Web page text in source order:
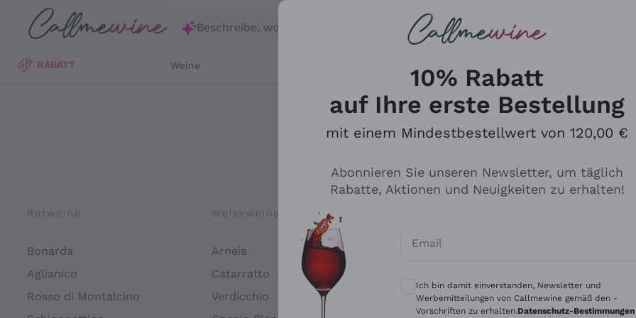
Zum Hauptinhalt springen
Beschreibe, wonach du suchst
RABATT Weine
Rotweine
Bonarda
Aglianico
Rosso di Montalcino
Weissweine
Arneis
Catarratto
Verdicchio
Tenuta San Leonardo
Alessandra Divella
Für
10% Rabatt
auf Ihre erste Bestellung
mit einem Mindestbestellwert von 120,00 €
Abonnieren Sie unseren Newsletter, um täglich
Rabatte, Aktionen und Neuigkeiten zu erhalten!
Email
Optionale Einwilligungen zum Erhalt von
Ich bin damit einverstanden, Newsletter und
Werbemitteilungen von Callmewine gemäß den -
Vorschriften zu erhalten.Datenschutz-Bestimmungen